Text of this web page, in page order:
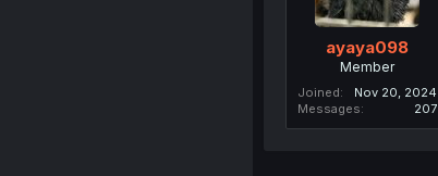
ayaya098
Member
Joined
Nov 20, 2024
Messages
207